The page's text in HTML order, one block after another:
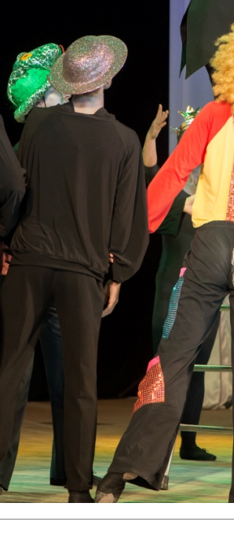
Новости
ОТЧЕТЫ ГКЦ
фестиваля:
с.
,
Георгиевна